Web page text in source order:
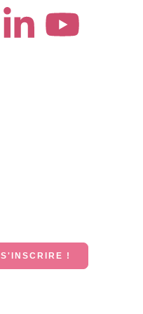
S'INSCRIRE !